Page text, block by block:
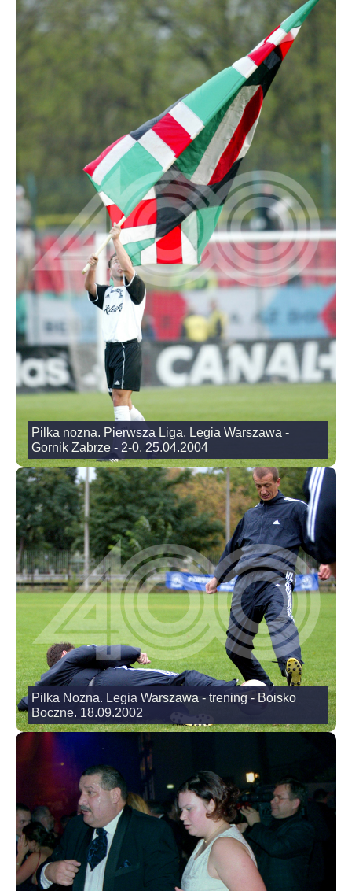
Pilka nozna. Pierwsza Liga. Legia Warszawa -
Gornik Zabrze - 2-0. 25.04.2004
Pilka Nozna. Legia Warszawa - trening - Boisko
Boczne. 18.09.2002